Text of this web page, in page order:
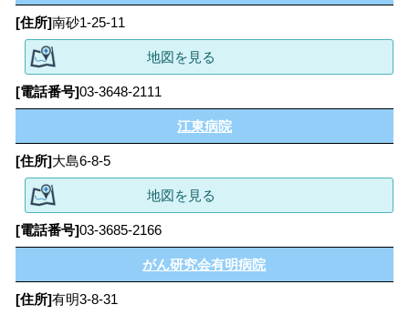
南砂1-25-11
地図を見る
03-3648-2111
江東病院
大島6-8-5
地図を見る
03-3685-2166
がん研究会有明病院
有明3-8-31